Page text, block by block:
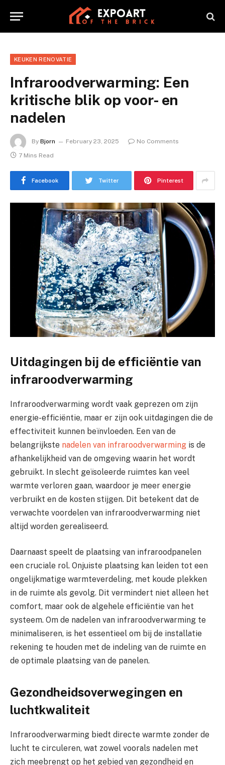
KEUKEN RENOVATIE
Infraroodverwarming: Een
kritische blik op voor- en
nadelen
By Bjorn February 23, 2025
No Comments
7 Mins Read
Facebook Twitter Pinterest
Uitdagingen bij de efficiëntie van
infraroodverwarming
Infraroodverwarming wordt vaak geprezen om zijn
energie-efficiëntie, maar er zijn ook uitdagingen die de
effectiviteit kunnen beïnvloeden. Een van de
belangrijkste nadelen van infraroodverwarming is de
afhankelijkheid van de omgeving waarin het wordt
gebruikt. In slecht geïsoleerde ruimtes kan veel
warmte verloren gaan, waardoor je meer energie
verbruikt en de kosten stijgen. Dit betekent dat de
verwachte voordelen van infraroodverwarming niet
altijd worden gerealiseerd.
Daarnaast speelt de plaatsing van infraroodpanelen
een cruciale rol. Onjuiste plaatsing kan leiden tot een
ongelijkmatige warmteverdeling, met koude plekken
in de ruimte als gevolg. Dit vermindert niet alleen het
comfort, maar ook de algehele efficiëntie van het
systeem. Om de nadelen van infraroodverwarming te
minimaliseren, is het essentieel om bij de installatie
rekening te houden met de indeling van de ruimte en
de optimale plaatsing van de panelen.
Gezondheidsoverwegingen en
luchtkwaliteit
Infraroodverwarming biedt directe warmte zonder de
lucht te circuleren, wat zowel voorals nadelen met
zich meebrengt op het gebied van gezondheid en